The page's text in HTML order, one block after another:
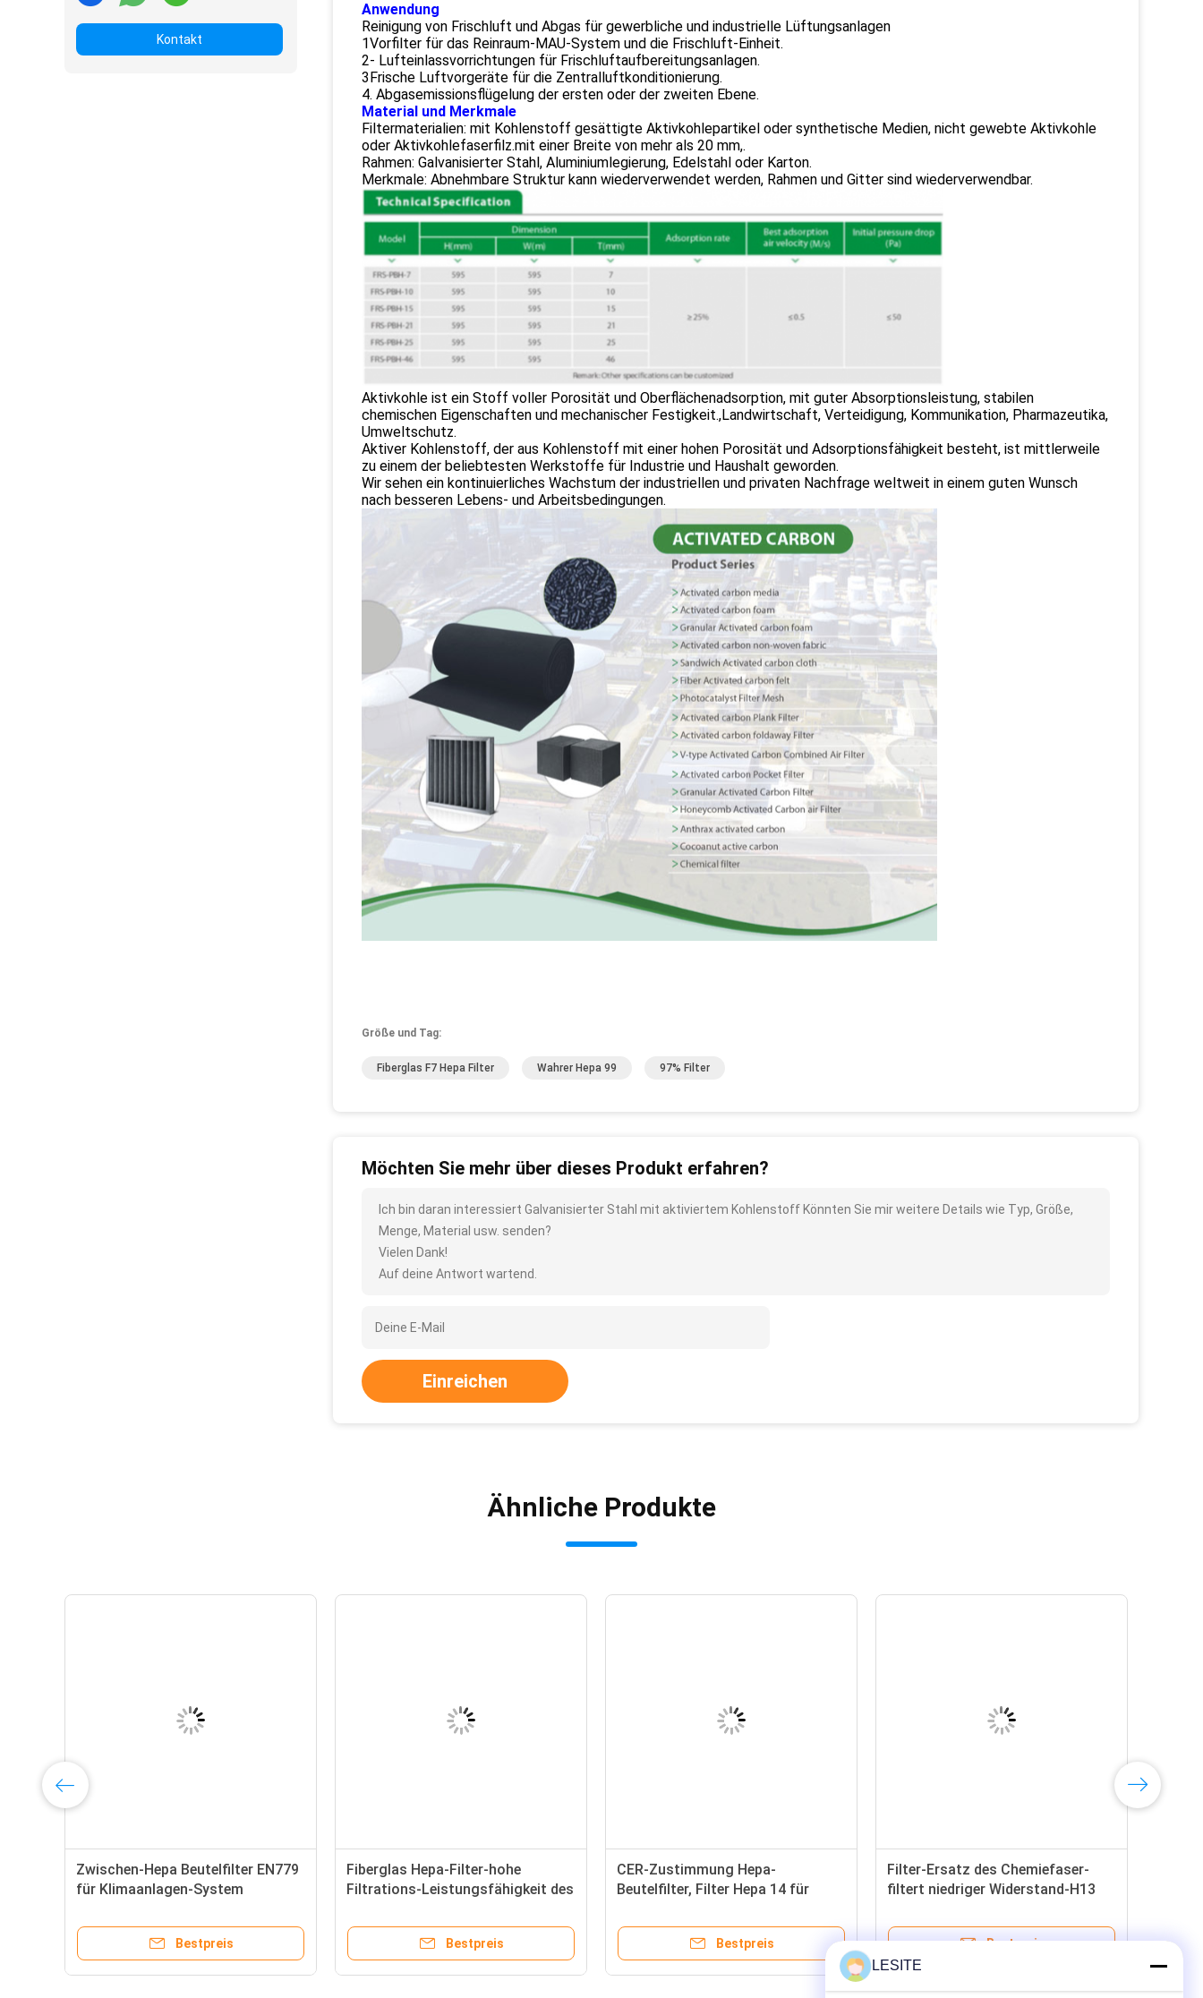
Kontakt
Anwendung
Reinigung von Frischluft und Abgas für gewerbliche und industrielle Lüftungsanlagen
1Vorfilter für das Reinraum-MAU-System und die Frischluft-Einheit.
2- Lufteinlassvorrichtungen für Frischluftaufbereitungsanlagen.
3Frische Luftvorgeräte für die Zentralluftkonditionierung.
4. Abgasemissionsflügelung der ersten oder der zweiten Ebene.
Material und Merkmale
Filtermaterialien: mit Kohlenstoff gesättigte Aktivkohlepartikel oder synthetische Medien, nicht gewebte Aktivkohle
oder Aktivkohlefaserfilz.mit einer Breite von mehr als 20 mm,.
Rahmen: Galvanisierter Stahl, Aluminiumlegierung, Edelstahl oder Karton.
Merkmale: Abnehmbare Struktur kann wiederverwendet werden, Rahmen und Gitter sind wiederverwendbar.
Aktivkohle ist ein Stoff voller Porosität und Oberflächenadsorption, mit guter Absorptionsleistung, stabilen
chemischen Eigenschaften und mechanischer Festigkeit.,Landwirtschaft, Verteidigung, Kommunikation, Pharmazeutika,
Umweltschutz.
Aktiver Kohlenstoff, der aus Kohlenstoff mit einer hohen Porosität und Adsorptionsfähigkeit besteht, ist mittlerweile
zu einem der beliebtesten Werkstoffe für Industrie und Haushalt geworden.
Wir sehen ein kontinuierliches Wachstum der industriellen und privaten Nachfrage weltweit in einem guten Wunsch
nach besseren Lebens- und Arbeitsbedingungen.
Größe und Tag:
Fiberglas F7 Hepa Filter Wahrer Hepa 99 97% Filter
Möchten Sie mehr über dieses Produkt erfahren?
Ich bin daran interessiert Galvanisierter Stahl mit aktiviertem Kohlenstoff Könnten Sie mir weitere Details wie Typ, Größe,
Menge, Material usw. senden?
Vielen Dank!
Auf deine Antwort wartend.
Einreichen
Ähnliche Produkte
Zwischen-Hepa Beutelfilter EN779
für Klimaanlagen-System
Bestpreis
Fiberglas Hepa-Filter-hohe
Filtrations-Leistungsfähigkeit des
Bestpreis
CER-Zustimmung Hepa-
Beutelfilter, Filter Hepa 14 für
Bestpreis
Filter-Ersatz des Chemiefaser-
filtert niedriger Widerstand-H13
Bestpreis
LESITE